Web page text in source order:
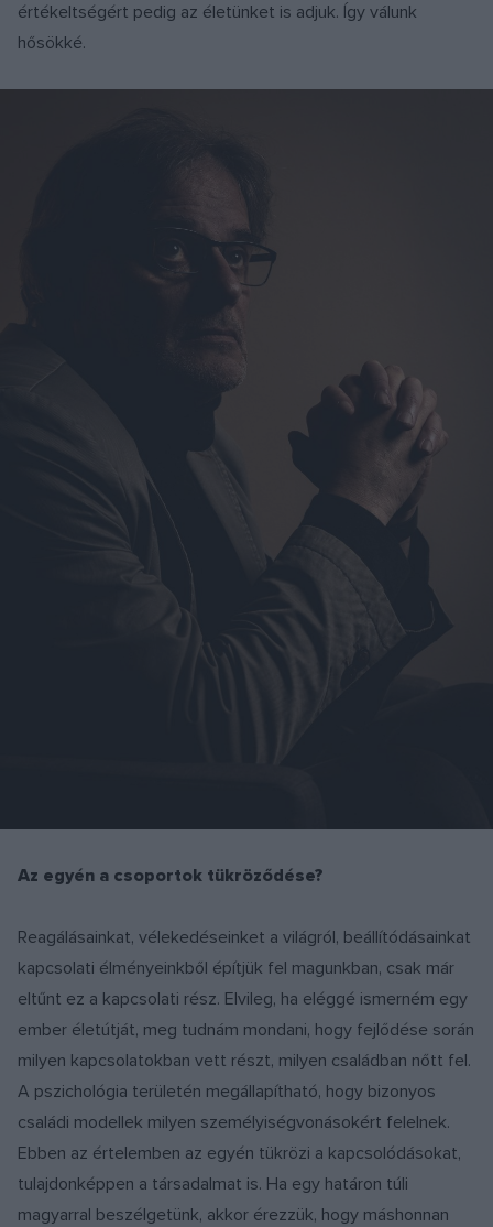
értékeltségért pedig az életünket is adjuk. Így válunk
hősökké.
Az egyén a csoportok tükröződése?
Reagálásainkat, vélekedéseinket a világról, beállítódásainkat
kapcsolati élményeinkből építjük fel magunkban, csak már
eltűnt ez a kapcsolati rész. Elvileg, ha eléggé ismerném egy
ember életútját, meg tudnám mondani, hogy fejlődése során
milyen kapcsolatokban vett részt, milyen családban nőtt fel.
A pszichológia területén megállapítható, hogy bizonyos
családi modellek milyen személyiségvonásokért felelnek.
Ebben az értelemben az egyén tükrözi a kapcsolódásokat,
tulajdonképpen a társadalmat is. Ha egy határon túli
magyarral beszélgetünk, akkor érezzük, hogy máshonnan